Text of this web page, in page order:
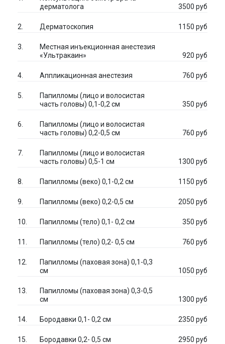
дерматолога
3500 руб
Дерматоскопия 1150 руб
Местная инъекционная анестезия
«Ультракаин»
920 руб
Аппликационная анестезия 760 руб
Папилломы (лицо и волосистая
часть головы) 0,1-0,2 см
350 руб
Папилломы (лицо и волосистая
часть головы) 0,2-0,5 см
760 руб
Папилломы (лицо и волосистая
часть головы) 0,5-1 см
1300 руб
Папилломы (веко) 0,1-0,2 см 1150 руб
Папилломы (веко) 0,2-0,5 см 2050 руб
Папилломы (тело) 0,1- 0,2 см 350 руб
Папилломы (тело) 0,2- 0,5 см 760 руб
Папилломы (паховая зона) 0,1-0,3
см
1050 руб
Папилломы (паховая зона) 0,3-0,5
см
1300 руб
Бородавки 0,1- 0,2 см 2350 руб
Бородавки 0,2- 0,5 см 2950 руб